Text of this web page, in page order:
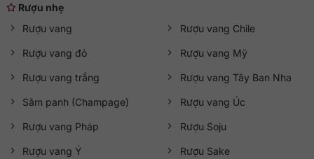
Rượu nhẹ
Rượu vang
Rượu vang đỏ
Rượu vang trắng
Sâm panh (Champage)
Rượu vang Pháp
Rượu vang Ý
Rượu vang Chile
Rượu vang Mỹ
Rượu vang Tây Ban Nha
Rượu vang Úc
Rượu Soju
Rượu Sake